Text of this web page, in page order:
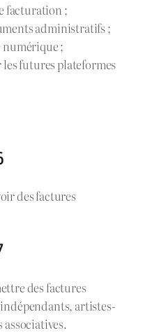
facturation ;
administratifs ;
numérique ;
les futures plateformes
des factures
des factures
artistes-